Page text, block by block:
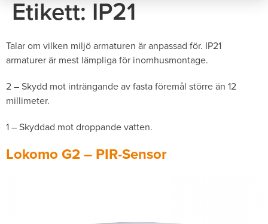
Etikett:IP21
Talar om vilken miljö armaturen är anpassad för. IP21
armaturer är mest lämpliga för inomhusmontage.
2 – Skydd mot inträngande av fasta föremål större än 12
millimeter.
1 – Skyddad mot droppande vatten.
Lokomo G2 – PIR-Sensor